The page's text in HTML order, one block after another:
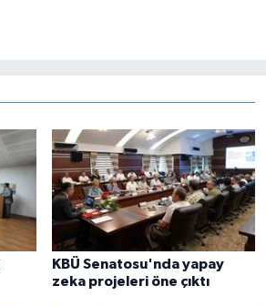
KBÜ Senatosu'nda yapay
zeka projeleri öne çıktı